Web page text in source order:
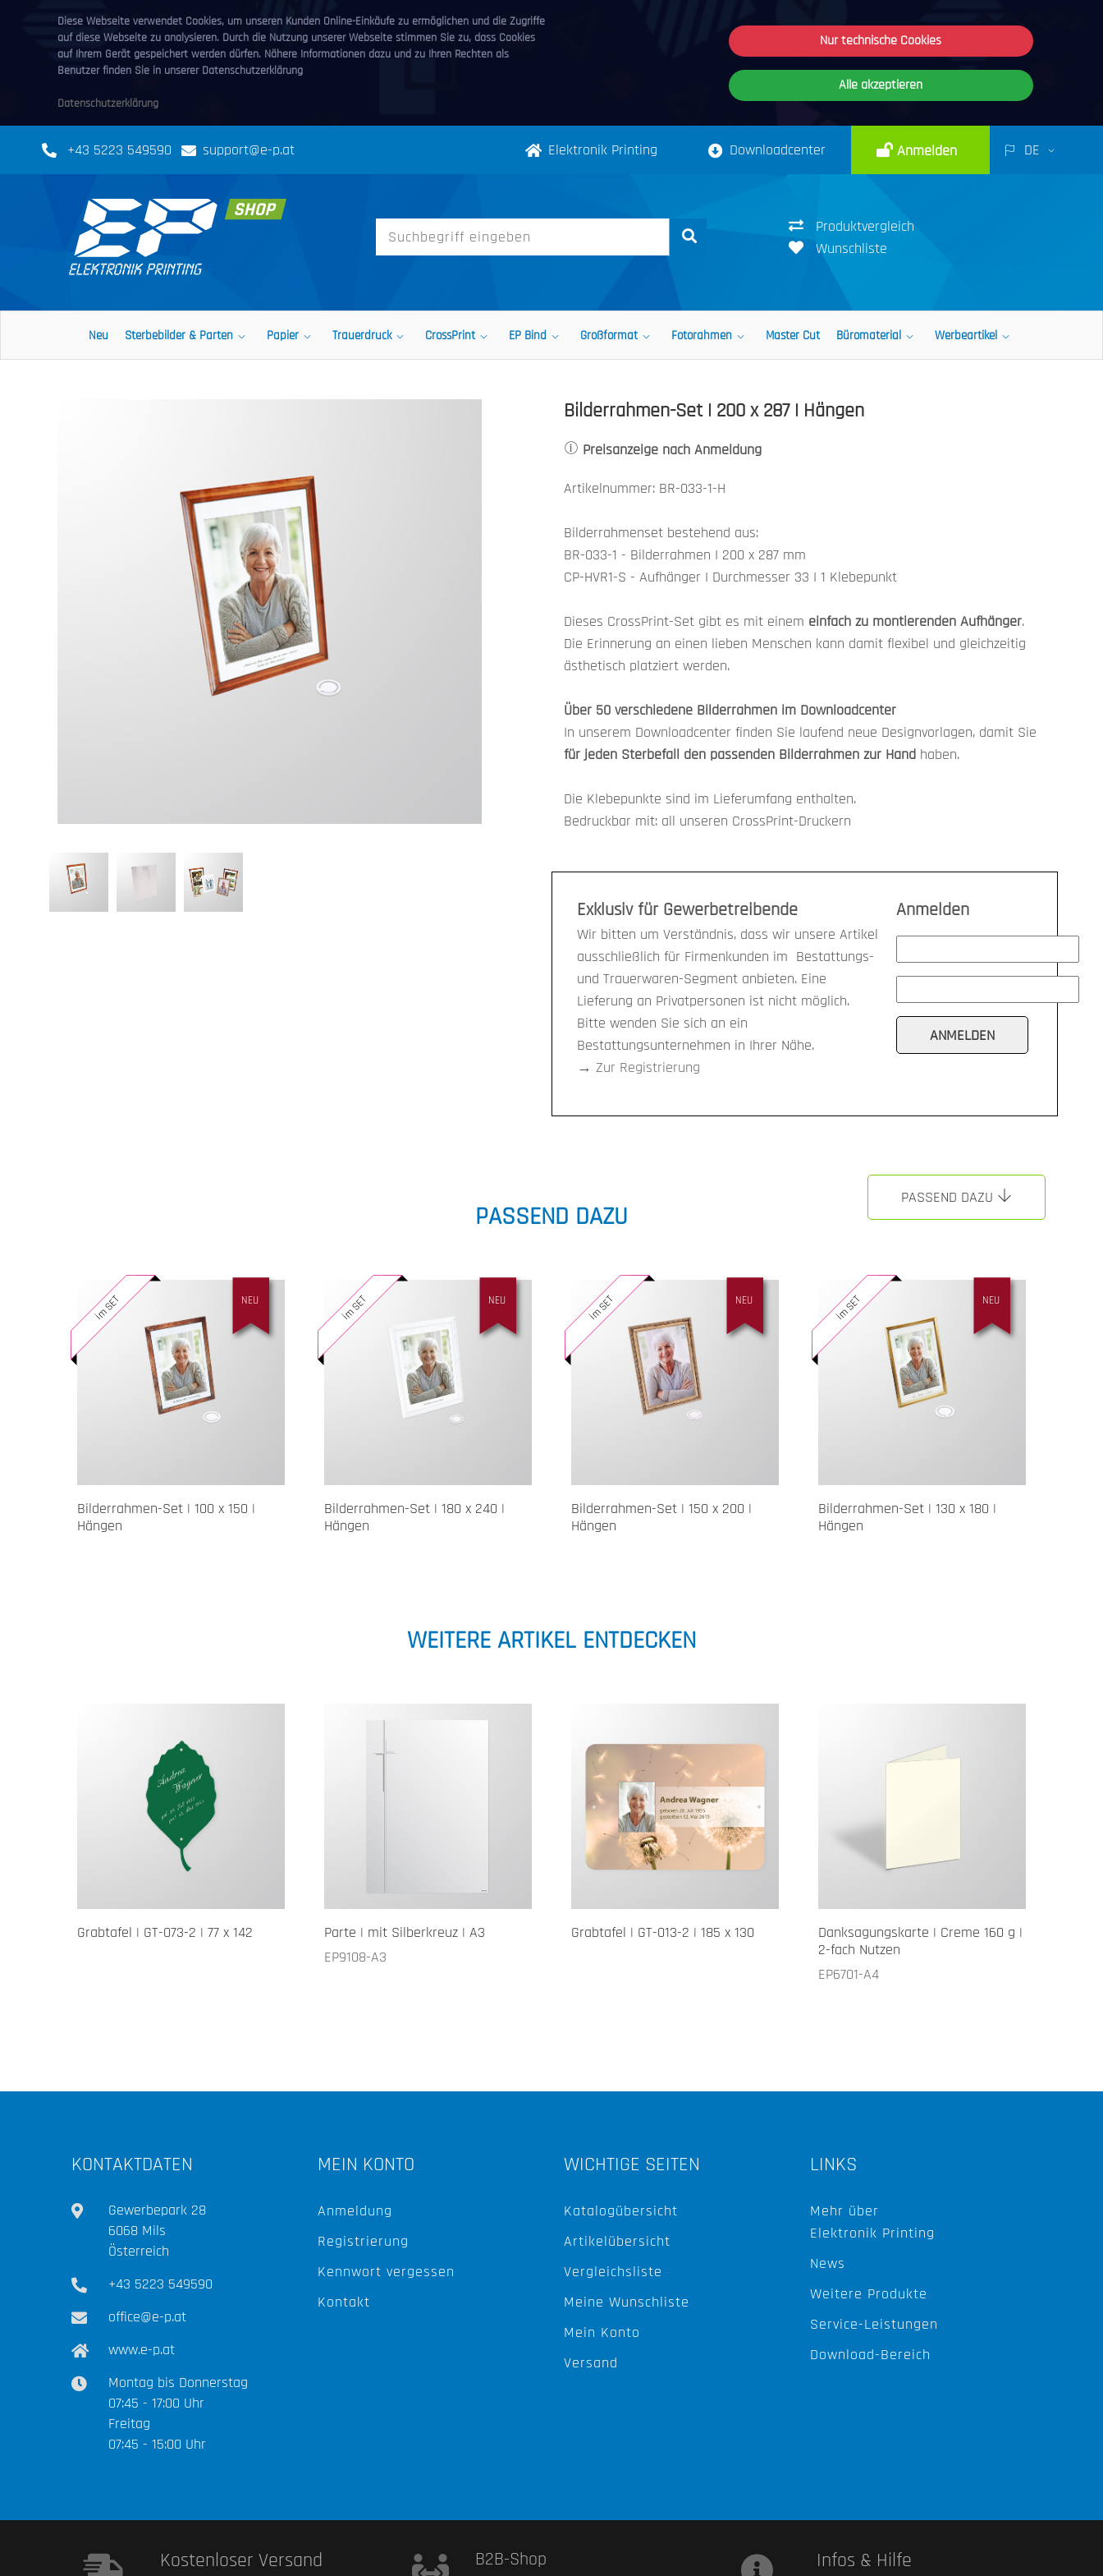
Diese Webseite verwendet Cookies, um unseren Kunden Online-Einkäufe zu ermöglichen und die Zugriffe
auf diese Webseite zu analysieren. Durch die Nutzung unserer Webseite stimmen Sie zu, dass Cookies
auf Ihrem Gerät gespeichert werden dürfen. Nähere Informationen dazu und zu Ihren Rechten als
Benutzer finden Sie in unserer Datenschutzerklärung
Datenschutzerklärung
Nur technische Cookies
Alle akzeptieren
+43 5223 549590 support@e-p.at Elektronik Printing Downloadcenter Anmelden DE
Produktvergleich
Wunschliste
Neu Sterbebilder & Parten Papier Trauerdruck CrossPrint EP Bind Großformat Fotorahmen Master Cut Büromaterial Werbeartikel
Bilderrahmen-Set | 200 x 287 | Hängen
Preisanzeige nach Anmeldung
Artikelnummer: BR-033-1-H
Bilderrahmenset bestehend aus:
BR-033-1 - Bilderrahmen I 200 x 287 mm
CP-HVR1-S - Aufhänger I Durchmesser 33 I 1 Klebepunkt
Dieses CrossPrint-Set gibt es mit einem einfach zu montierenden Aufhänger.
Die Erinnerung an einen lieben Menschen kann damit flexibel und gleichzeitig
ästhetisch platziert werden.
Über 50 verschiedene Bilderrahmen im Downloadcenter
In unserem Downloadcenter finden Sie laufend neue Designvorlagen, damit Sie
für jeden Sterbefall den passenden Bilderrahmen zur Hand haben.
Die Klebepunkte sind im Lieferumfang enthalten.
Bedruckbar mit: all unseren CrossPrint-Druckern
Exklusiv für Gewerbetreibende
Wir bitten um Verständnis, dass wir unsere Artikel
ausschließlich für Firmenkunden im Bestattungs-
und Trauerwaren-Segment anbieten. Eine
Lieferung an Privatpersonen ist nicht möglich.
Bitte wenden Sie sich an ein
Bestattungsunternehmen in Ihrer Nähe.
→ Zur Registrierung
Anmelden
PASSEND DAZU
PASSEND DAZU
NEU
im SET
Bilderrahmen-Set | 100 x 150 |
Hängen
NEU
im SET
Bilderrahmen-Set | 180 x 240 |
Hängen
NEU
im SET
Bilderrahmen-Set | 150 x 200 |
Hängen
NEU
im SET
Bilderrahmen-Set | 130 x 180 |
Hängen
WEITERE ARTIKEL ENTDECKEN
Grabtafel | GT-073-2 | 77 x 142
Parte | mit Silberkreuz | A3
EP9108-A3
Grabtafel | GT-013-2 | 185 x 130
Danksagungskarte | Creme 160 g |
2-fach Nutzen
EP6701-A4
KONTAKTDATEN
Gewerbepark 28
6068 Mils
Österreich
+43 5223 549590
office@e-p.at
www.e-p.at
Montag bis Donnerstag
07:45 - 17:00 Uhr
Freitag
07:45 - 15:00 Uhr
MEIN KONTO
Anmeldung
Registrierung
Kennwort vergessen
Kontakt
WICHTIGE SEITEN
Katalogübersicht
Artikelübersicht
Vergleichsliste
Meine Wunschliste
Mein Konto
Versand
LINKS
Mehr über
Elektronik Printing
News
Weitere Produkte
Service-Leistungen
Download-Bereich
Kostenloser Versand B2B-Shop Infos & Hilfe